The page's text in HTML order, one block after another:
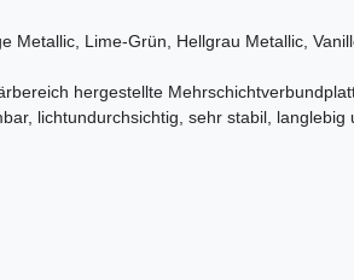
Metallic, Lime-Grün, Hellgrau Metallic,
hergestellte
lichtundurchsichtig, sehr stabil, langlebig